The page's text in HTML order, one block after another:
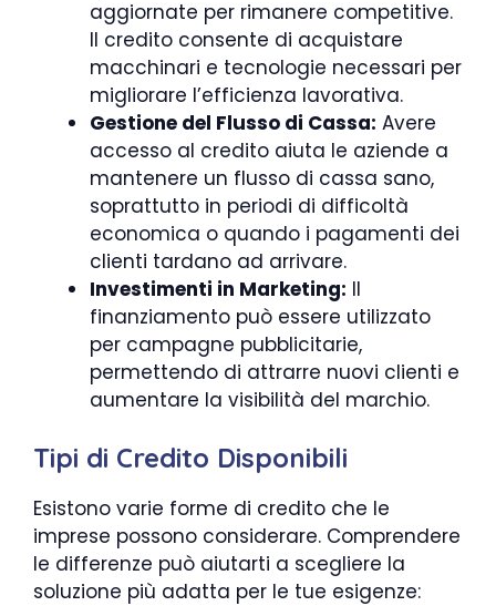
aggiornate per rimanere competitive.
Il credito consente di acquistare
macchinari e tecnologie necessari per
migliorare l’efficienza lavorativa.
Gestione del Flusso di Cassa: Avere
accesso al credito aiuta le aziende a
mantenere un flusso di cassa sano,
soprattutto in periodi di difficoltà
economica o quando i pagamenti dei
clienti tardano ad arrivare.
Investimenti in Marketing: Il
finanziamento può essere utilizzato
per campagne pubblicitarie,
permettendo di attrarre nuovi clienti e
aumentare la visibilità del marchio.
Tipi di Credito Disponibili
Esistono varie forme di credito che le
imprese possono considerare. Comprendere
le differenze può aiutarti a scegliere la
soluzione più adatta per le tue esigenze: